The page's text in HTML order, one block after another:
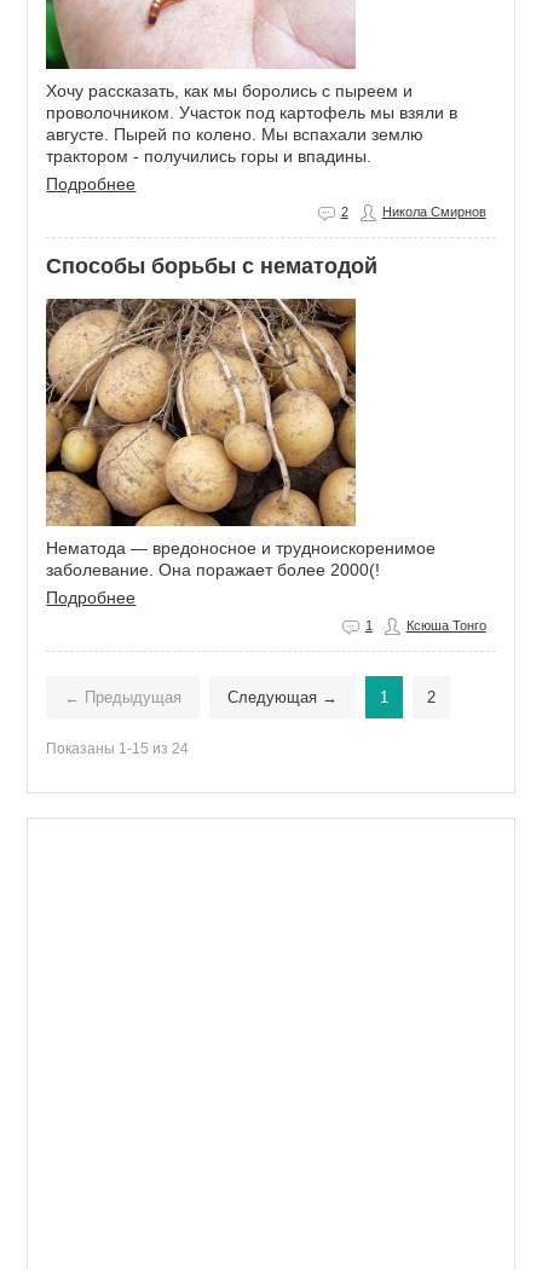
Хочу рассказать, как мы боролись с пыреем и
проволочником. Участок под картофель мы взяли в
августе. Пырей по колено. Мы вспахали землю
трактором - получились горы и впадины.
Подробнее
Никола Смирнов
2
Способы борьбы с нематодой
Нематода — вредоносное и трудноискоренимое
заболевание. Она поражает более 2000(!
Подробнее
Ксюша Тонго
1
← Предыдущая Следующая → 1 2
Показаны 1-15 из 24